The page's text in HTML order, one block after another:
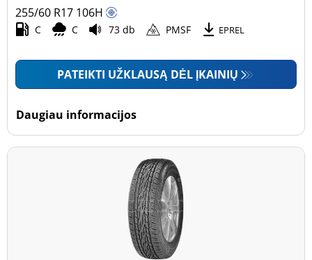
255/60 R17 106H
C C 73 db PMSF EPREL
PATEIKTI UŽKLAUSĄ DĖL ĮKAINIŲ
Daugiau informacijos